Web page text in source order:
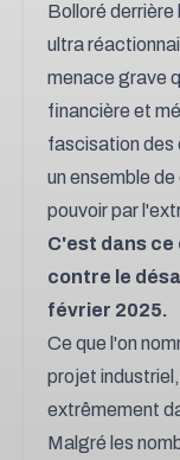
Bolloré derrière
ultra
menace grave
financière et
fascisation des
un ensemble
pouvoir par
C'est dans
contre le
février 2025.
Ce que l'on
projet
extrêmement
Malgré les